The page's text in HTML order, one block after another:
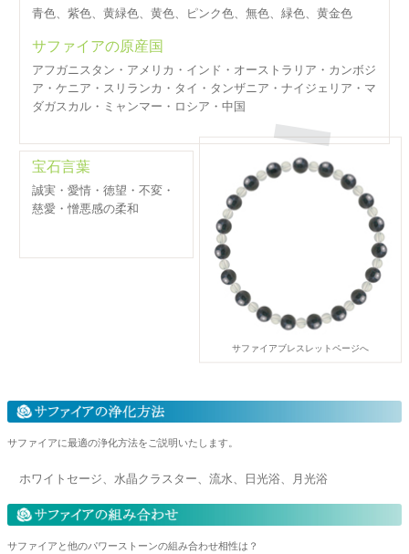
サファイアブレスレットページへ
宝石言葉
誠実・愛情・徳望・不変・
慈愛・憎悪感の柔和
青色、紫色、黄緑色、黄色、ピンク色、無色、緑色、黄金色
サファイアの原産国
アフガニスタン・アメリカ・インド・オーストラリア・カンボジ
ア・ケニア・スリランカ・タイ・タンザニア・ナイジェリア・マ
ダガスカル・ミャンマー・ロシア・中国
サファイアに最適の浄化方法をご説明いたします。
ホワイトセージ、水晶クラスター、流水、日光浴、月光浴
サファイアと他のパワーストーンの組み合わせ相性は？